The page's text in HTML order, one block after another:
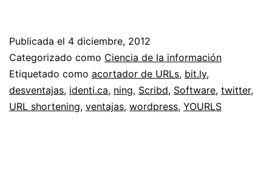
acortar
enlaces
Publicada el 4 diciembre, 2012
Categorizado como Ciencia de la información
Etiquetado como acortador de URLs, bit.ly,
desventajas, identi.ca, ning, Scribd, Software, twitter,
URL shortening, ventajas, wordpress, YOURLS